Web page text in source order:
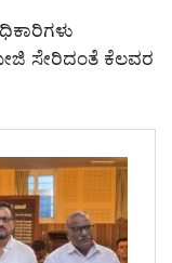
ಸೇರಿದಂತೆ ಕೆಲವರ